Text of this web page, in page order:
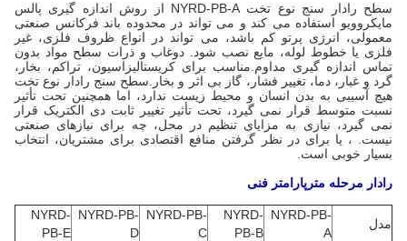
سطح رادار سنج نوع تخت NYRD-PB-A از روش اندازه گیری پالس
مایکروویو استفاده می کند و می تواند در محدوده باند فرکانس صنعتی
معمولی، انرژی پرتو کم باشد، می تواند در انواع ظروف فلزی، غیر
فلزی یا خطوط لوله، مایع نصب شود. دوغاب و ذرات سطح مواد بدون
تماس اندازه گیری مداوم.مناسب برای کریستالیزاسیون، تراکم، بخار،
گرد و غبار، دما، تغییر فشار، گاز بی اثر و بخار.سطح سنج رادار نوع تخت
هیچ آسیبی به بدن انسان و محیط زیست ندارد، اما همچنین تحت تأثیر
نسبت متوسط ​​قرار نمی گیرد، تحت تأثیر تغییر ثابت دی الکتریک قرار
نمی گیرد، نیازی به مزایای تنظیم در محل، چه برای نیازهای صنعتی
نیست. ، یا برای در نظر گرفتن منافع اقتصادی برای مشتریان، انتخاب
بسیار خوبی است.
رادار
مرحله مترپارامتر فنی
مدل
NYRD-PB-
A
NYRD-
PB-B
NYRD-PB-
C
NYRD-PB-
D
NYRD-
PB-E